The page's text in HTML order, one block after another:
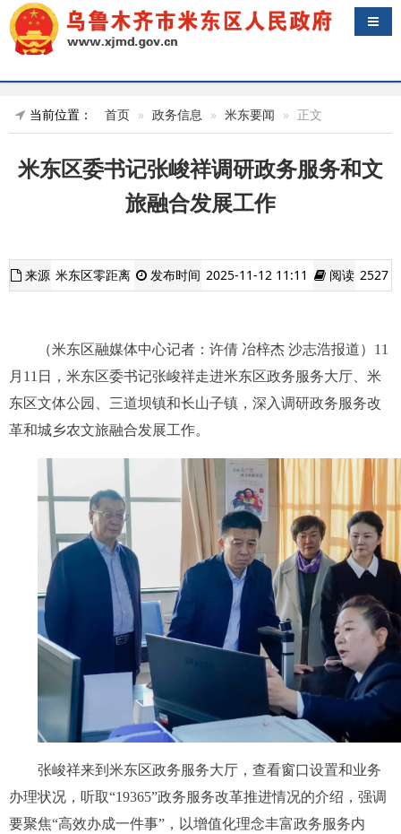
导航
当前位置： 首页 政务信息 米东要闻 正文
米东区委书记张峻祥调研政务服务和文
旅融合发展工作
来源 米东区零距离 发布时间 2025-11-12 11:11 阅读 2527
（米东区融媒体中心记者：许倩 冶梓杰 沙志浩报道）11
月11日，米东区委书记张峻祥走进米东区政务服务大厅、米
东区文体公园、三道坝镇和长山子镇，深入调研政务服务改
革和城乡农文旅融合发展工作。
张峻祥来到米东区政务服务大厅，查看窗口设置和业务
办理状况，听取“19365”政务服务改革推进情况的介绍，强调
要聚焦“高效办成一件事”，以增值化理念丰富政务服务内